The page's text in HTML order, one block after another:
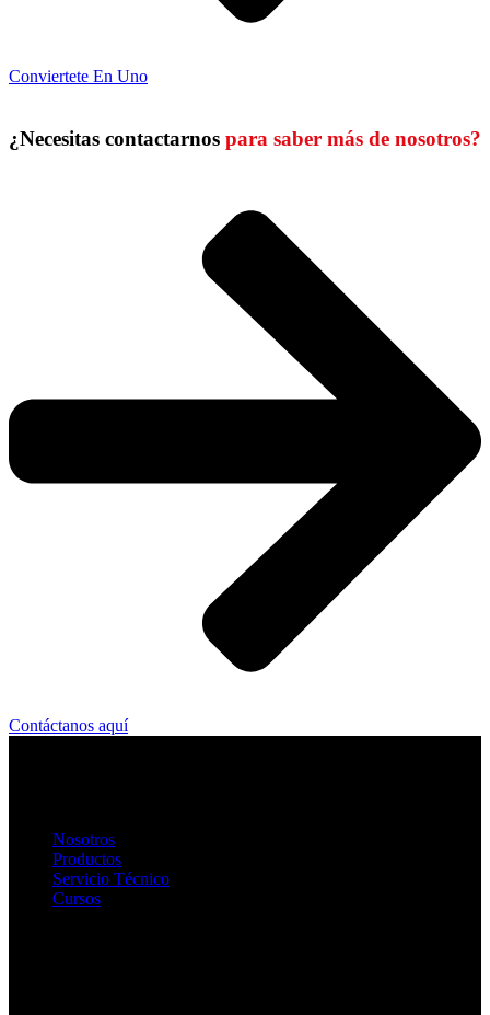
Conviertete En Uno
¿Necesitas contactarnos para saber más de nosotros?
Contáctanos aquí
Nosotros
Productos
Servicio Técnico
Cursos